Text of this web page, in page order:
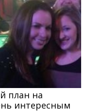
план на
интересным